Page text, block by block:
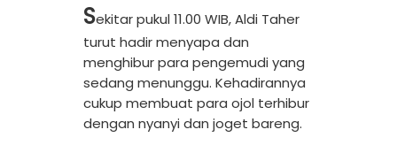
Sekitar pukul 11.00 WIB, Aldi Taher
turut hadir menyapa dan
menghibur para pengemudi yang
sedang menunggu. Kehadirannya
cukup membuat para ojol terhibur
dengan nyanyi dan joget bareng.